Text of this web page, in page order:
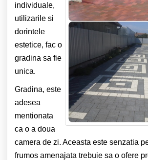
individuale,
utilizarile si
dorintele
estetice, fac o
gradina sa fie
unica.
Gradina, este
adesea
mentionata
ca o a doua
camera de zi. Aceasta este senzatia
frumos amenajata trebuie sa o ofere